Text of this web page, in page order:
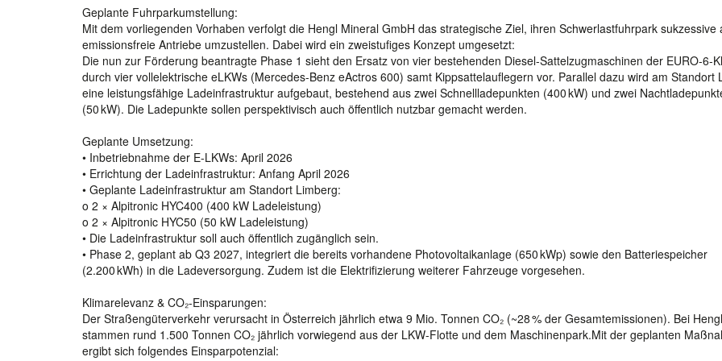
Geplante Fuhrparkumstellung:
Mit dem vorliegenden Vorhaben verfolgt die Hengl Mineral GmbH das strategische Ziel, ihren Schwerlastfuhrpark sukzessive
emissionsfreie Antriebe umzustellen. Dabei wird ein zweistufiges Konzept umgesetzt:
Die nun zur Förderung beantragte Phase 1 sieht den Ersatz von vier bestehenden Diesel-Sattelzugmaschinen der EURO-6-
durch vier vollelektrische eLKWs (Mercedes-Benz eActros 600) samt Kippsattelauflegern vor. Parallel dazu wird am Standort
eine leistungsfähige Ladeinfrastruktur aufgebaut, bestehend aus zwei Schnellladepunkten (400 kW) und zwei
(50 kW). Die Ladepunkte sollen perspektivisch auch öffentlich nutzbar gemacht werden.
Geplante Umsetzung:
• Inbetriebnahme der E-LKWs: April 2026
• Errichtung der Ladeinfrastruktur: Anfang April 2026
• Geplante Ladeinfrastruktur am Standort Limberg:
o 2 × Alpitronic HYC400 (400 kW Ladeleistung)
o 2 × Alpitronic HYC50 (50 kW Ladeleistung)
• Die Ladeinfrastruktur soll auch öffentlich zugänglich sein.
• Phase 2, geplant ab Q3 2027, integriert die bereits vorhandene Photovoltaikanlage (650 kWp) sowie den Batteriespeicher
(2.200 kWh) in die Ladeversorgung. Zudem ist die Elektrifizierung weiterer Fahrzeuge vorgesehen.
Klimarelevanz & CO₂-Einsparungen:
Der Straßengüterverkehr verursacht in Österreich jährlich etwa 9 Mio. Tonnen CO₂ (~28 % der Gesamtemissionen). Bei Hengl
stammen rund 1.500 Tonnen CO₂ jährlich vorwiegend aus der LKW-Flotte und dem Maschinenpark.Mit der geplanten
ergibt sich folgendes Einsparpotenzial: